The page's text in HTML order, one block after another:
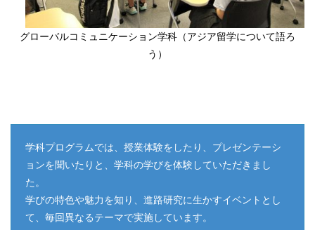
グローバルコミュニケーション学科（アジア留学について語ろ
う）
学科プログラムでは、授業体験をしたり、プレゼンテーシ
ョンを聞いたりと、学科の学びを体験していただきまし
た。
学びの特色や魅力を知り、進路研究に生かすイベントとし
て、毎回異なるテーマで実施しています。